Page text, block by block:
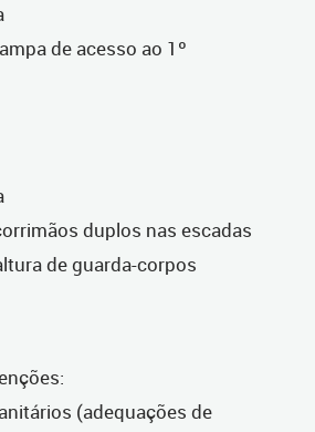
de acesso ao 1º
duplos nas escadas
de guarda-corpos
(adequações de